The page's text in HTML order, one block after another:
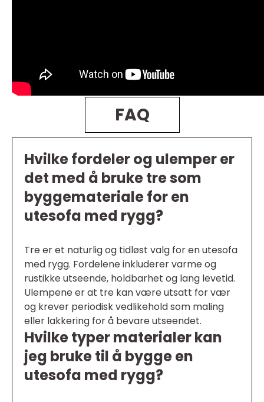
FAQ
Hvilke fordeler og ulemper er
det med å bruke tre som
byggemateriale for en
utesofa med rygg?
Tre er et naturlig og tidløst valg for en utesofa
med rygg. Fordelene inkluderer varme og
rustikke utseende, holdbarhet og lang levetid.
Ulempene er at tre kan være utsatt for vær
og krever periodisk vedlikehold som maling
eller lakkering for å bevare utseendet.
Hvilke typer materialer kan
jeg bruke til å bygge en
utesofa med rygg?